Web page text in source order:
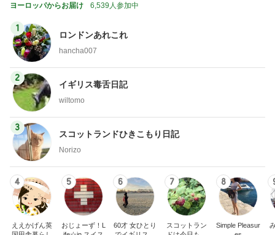
ヨーロッパからお届け 6,539人参加中
1
ロンドンあれこれ
hancha007
2
イギリス毒舌日記
wiltomo
3
スコットランドひきこもり日記
Norizo
4
ええかげん英
5
おじょーず！L
6
60才 女ひとり
7
スコットラン
8
Simple Pleasur